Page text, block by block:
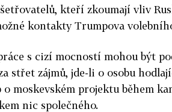
kteří zkoumají vliv
kontakty Trumpova
s cizí mocností mohou být
střet zájmů, jde-li o osobu
o moskevském projektu během
nic společného.